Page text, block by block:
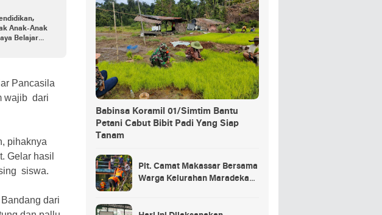
Anak-Anak
Belajar
Pancasila
wajib dari
pihaknya
Gelar hasil
siswa.
dari
Babinsa Koramil 01/Simtim Bantu
Petani Cabut Bibit Padi Yang Siap
Tanam
Plt. Camat Makassar Bersama
Warga Kelurahan Maradekaya